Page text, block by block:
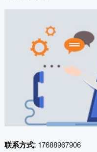
联系方式:17688967906